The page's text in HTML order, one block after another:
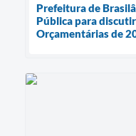
Prefeitura de
Pública para
Orçamentárias de